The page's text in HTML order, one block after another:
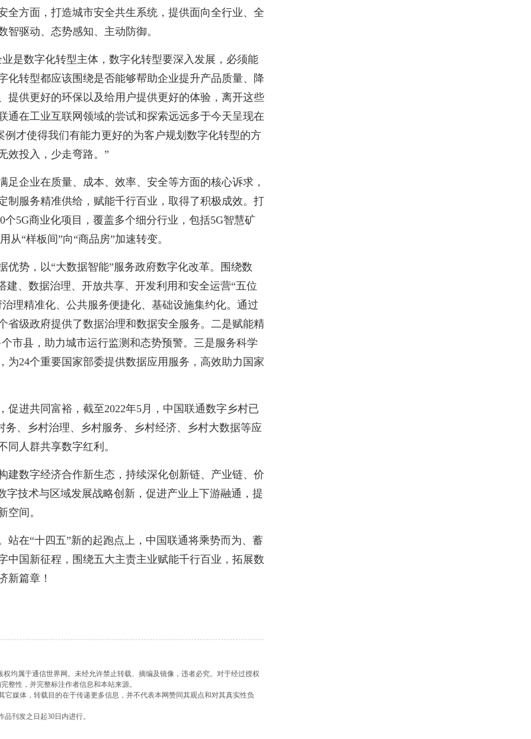
全方面，打造城市安全共生系统，提供面向全行业、全
驱动、态势感知、主动防御。
是数字化转型主体，数字化转型要深入发展，必须能
化转型都应该围绕是否能够帮助企业提升产品质量、降
提供更好的环保以及给用户提供更好的体验，离开这些
通在工业互联网领域的尝试和探索远远多于今天呈现在
才使得我们有能力更好的为客户规划数字化转型的方
效投入，少走弯路。”
企业在质量、成本、效率、安全等方面的核心诉求，
制服务精准供给，赋能千行百业，取得了积极成效。打
个5G商业化项目，覆盖多个细分行业，包括5G智慧矿
“样板间”向“商品房”加速转变。
优势，以“大数据智能”服务政府数字化改革。围绕数
建、数据治理、开放共享、开发利用和安全运营“五位
理精准化、公共服务便捷化、基础设施集约化。通过
省级政府提供了数据治理和数据安全服务。二是赋能精
市县，助力城市运行监测和态势预警。三是服务科学
为24个重要国家部委提供数据应用服务，高效助力国家
促进共同富裕，截至2022年5月，中国联通数字乡村已
、乡村治理、乡村服务、乡村经济、乡村大数据等应
人群共享数字红利。
建数字经济合作新生态，持续深化创新链、产业链、价
字技术与区域发展战略创新，促进产业上下游融通，提
空间。
站在“十四五”新的起跑点上，中国联通将乘势而为、蓄
中国新征程，围绕五大主责主业赋能千行百业，拓展数
新篇章！
均属于通信世界网。未经允许禁止转载、摘编及镜像，违者必究。对于经过授权
整性，并完整标注作者信息和本站来源。
媒体，转载目的在于传递更多信息，并不代表本网赞同其观点和对其真实性负
刊发之日起30日内进行。